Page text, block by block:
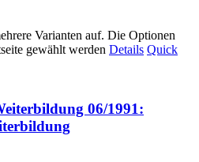
Varianten auf. Die Optionen
gewählt werden Details Quick
06/1991: